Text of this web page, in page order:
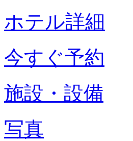
ホテル詳細
今すぐ予約
施設・設備
写真